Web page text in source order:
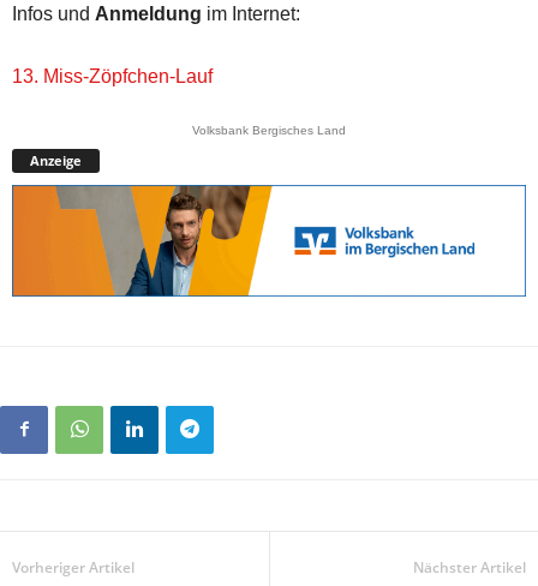
Infos und Anmeldung im Internet:
13. Miss-Zöpfchen-Lauf
Volksbank Bergisches Land
Anzeige
Vorheriger Artikel Nächster Artikel